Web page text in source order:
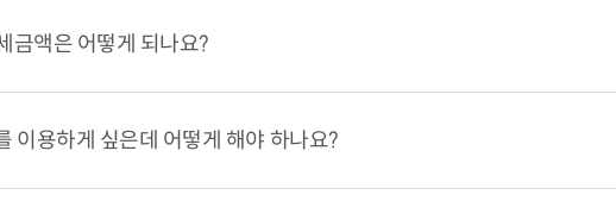
금액은 어떻게 되나요?
이용하게 싶은데 어떻게 해야 하나요?